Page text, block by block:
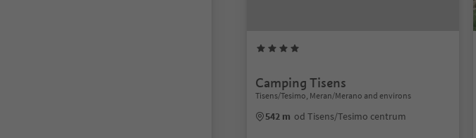
Camping Tisens
Tisens/Tesimo, Meran/Merano and environs
542 m od Tisens/Tesimo centrum